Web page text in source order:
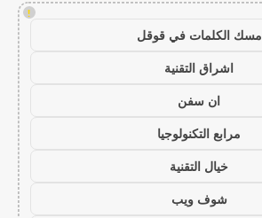
!
مسك الكلمات في قوقل
اشراق التقنية
ان سفن
مرابع التكنولوجيا
خيال التقنية
شوف ويب